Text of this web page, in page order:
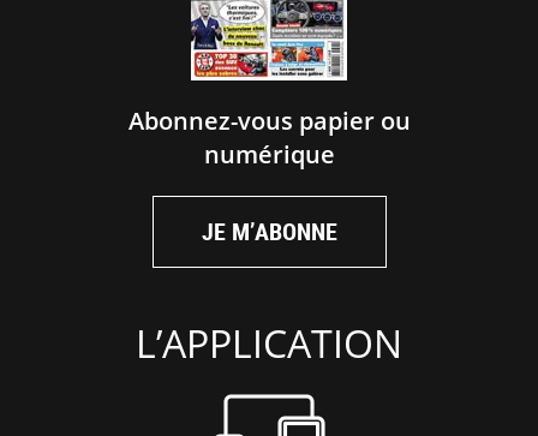
Abonnez-vous papier ou
numérique
JE M’ABONNE
L’APPLICATION